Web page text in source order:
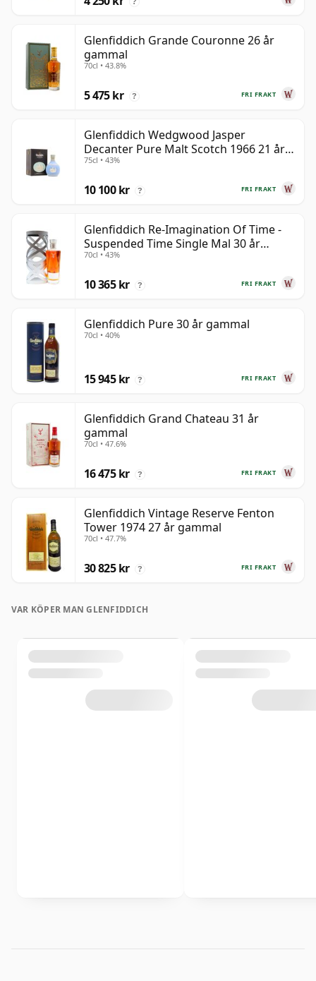
Glenfiddich Grande Couronne 26 år
gammal
70cl • 43.8%
FRI FRAKT
5 475 kr ?
Glenfiddich Wedgwood Jasper
Decanter Pure Malt Scotch 1966 21 år
gammal
75cl • 43%
FRI FRAKT
10 100 kr ?
Glenfiddich Re-Imagination Of Time -
Suspended Time Single Mal 30 år
gammal
70cl • 43%
FRI FRAKT
10 365 kr ?
Glenfiddich Pure 30 år gammal
70cl • 40%
FRI FRAKT
15 945 kr ?
Glenfiddich Grand Chateau 31 år
gammal
70cl • 47.6%
FRI FRAKT
16 475 kr ?
Glenfiddich Vintage Reserve Fenton
Tower 1974 27 år gammal
70cl • 47.7%
FRI FRAKT
30 825 kr ?
VAR KÖPER MAN GLENFIDDICH